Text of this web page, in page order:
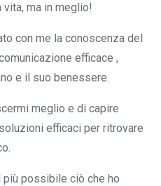
vita, ma in meglio!
con me la conoscenza del
efficace ,
e il suo benessere.
meglio e di capire
efficaci per ritrovare
possibile ciò che ho